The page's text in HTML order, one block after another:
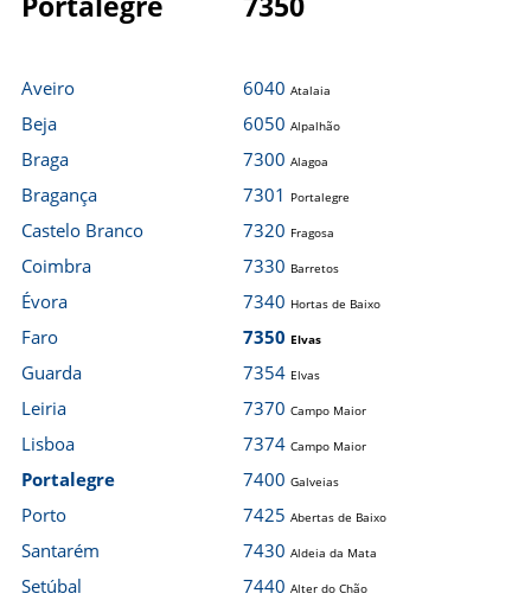
Aveiro
Beja
Braga
Bragança
Castelo Branco
Coimbra
Évora
Faro
Guarda
Leiria
Lisboa
Portalegre
Porto
Santarém
Setúbal
6040 Atalaia
6050 Alpalhão
7300 Alagoa
7301 Portalegre
7320 Fragosa
7330 Barretos
7340 Hortas de Baixo
7350 Elvas
7354 Elvas
7370 Campo Maior
7374 Campo Maior
7400 Galveias
7425 Abertas de Baixo
7430 Aldeia da Mata
7440 Alter do Chão